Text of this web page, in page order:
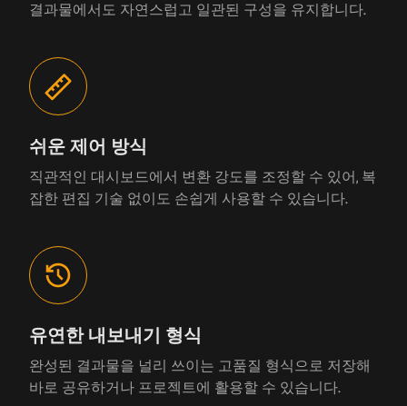
결과물에서도 자연스럽고 일관된 구성을 유지합니다.
쉬운 제어 방식
직관적인 대시보드에서 변환 강도를 조정할 수 있어, 복
잡한 편집 기술 없이도 손쉽게 사용할 수 있습니다.
유연한 내보내기 형식
완성된 결과물을 널리 쓰이는 고품질 형식으로 저장해
바로 공유하거나 프로젝트에 활용할 수 있습니다.